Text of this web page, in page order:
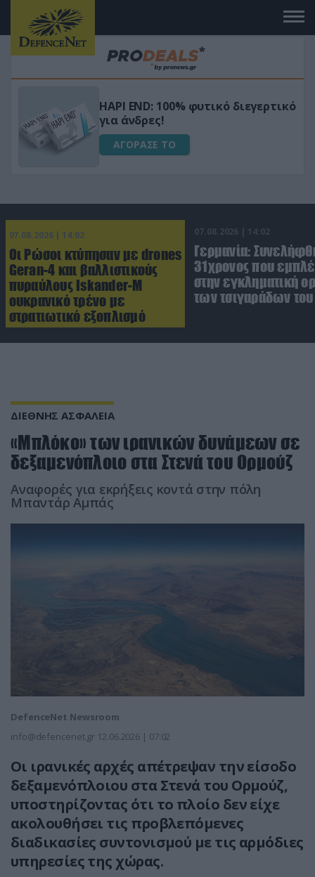
Μεταμόρφωσε τον κήπο σου με το
Ultra Box Μίνι Αλυσοπρίονο με
μπαταρία λιθίου
ΑΓΟΡΑΣΕ ΤΟ
07.08.2026 | 14:02
Οι Ρώσοι κτύπησαν με drones
Geran-4 και βαλλιστικούς
πυραύλους Iskander-M
ουκρανικό τρένο με
στρατιωτικό εξοπλισμό
07.08.2026 | 14:02
Γερμανία:
31χρονος που
στην εγκληματική
των τσιγαράδων του
ΔΙΕΘΝΗΣ ΑΣΦΑΛΕΙΑ
«Μπλόκο» των ιρανικών δυνάμεων σε
δεξαμενόπλοιο στα Στενά του Ορμούζ
Αναφορές για εκρήξεις κοντά στην πόλη
Μπαντάρ Αμπάς
DefenceNet Newsroom
info@defencenet.gr 12.06.2026 | 07:02
Οι ιρανικές αρχές απέτρεψαν την είσοδο
δεξαμενόπλοιου στα Στενά του Ορμούζ,
υποστηρίζοντας ότι το πλοίο δεν είχε
ακολουθήσει τις προβλεπόμενες
διαδικασίες συντονισμού με τις αρμόδιες
υπηρεσίες της χώρας.